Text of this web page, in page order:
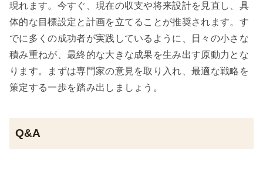
現れます。今すぐ、現在の収支や将来設計を見直し、具
体的な目標設定と計画を立てることが推奨されます。す
でに多くの成功者が実践しているように、日々の小さな
積み重ねが、最終的な大きな成果を生み出す原動力とな
ります。まずは専門家の意見を取り入れ、最適な戦略を
策定する一歩を踏み出しましょう。
Q&A